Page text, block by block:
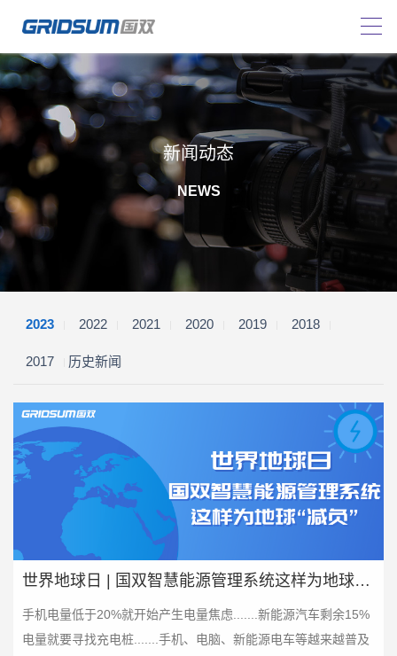
新闻动态
NEWS
2023 2022 2021 2020 2019 2018
2017 历史新闻
世界地球日 | 国双智慧能源管理系统这样为地球“减负”
手机电量低于20%就开始产生电量焦虑.......新能源汽车剩余15%
电量就要寻找充电桩.......手机、电脑、新能源电车等越来越普及